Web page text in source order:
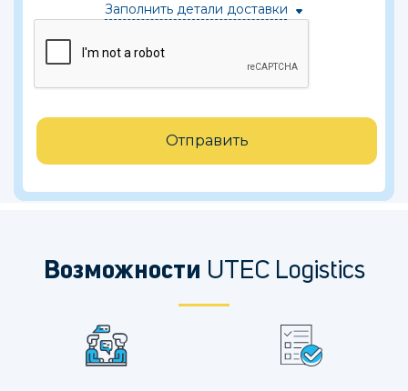
Заполнить детали доставки
Отправить
Возможности UTEC Logistics